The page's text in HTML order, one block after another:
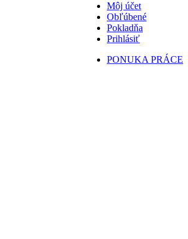
Môj účet
Obľúbené
Pokladňa
Prihlásiť
PONUKA PRÁCE